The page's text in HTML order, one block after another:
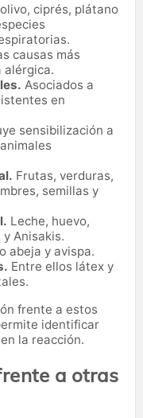
ciprés, plátano
causas más
alérgica.
Asociados a
en
sensibilización a
Frutas, verduras,
semillas y
Leche, huevo,
Anisakis.
abeja y avispa.
Entre ellos látex y
frente a estos
identificar
la reacción.
a otras